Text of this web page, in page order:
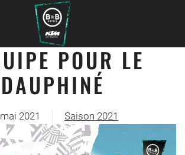
POUR LE
DAUPHINÉ
2021 Saison 2021